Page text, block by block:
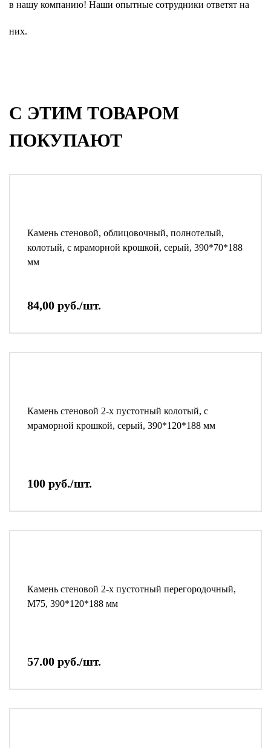
в нашу компанию! Наши опытные сотрудники ответят на
них.
С ЭТИМ ТОВАРОМ
ПОКУПАЮТ
Камень стеновой, облицовочный, полнотелый,
колотый, с мраморной крошкой, серый, 390*70*188
мм
84,00 руб./шт.
Камень стеновой 2-х пустотный колотый, с
мраморной крошкой, серый, 390*120*188 мм
100 руб./шт.
Камень стеновой 2-х пустотный перегородочный,
М75, 390*120*188 мм
57.00 руб./шт.